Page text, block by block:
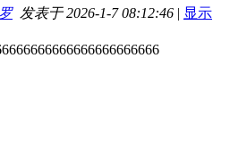
发表于 2026-1-7 08:12:46 | 显示